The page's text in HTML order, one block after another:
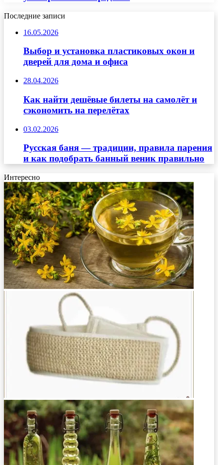
Последние записи
16.05.2026
Выбор и установка пластиковых окон и
дверей для дома и офиса
28.04.2026
Как найти дешёвые билеты на самолёт и
сэкономить на перелётах
03.02.2026
Русская баня — традиции, правила парения
и как подобрать банный веник правильно
Интересно